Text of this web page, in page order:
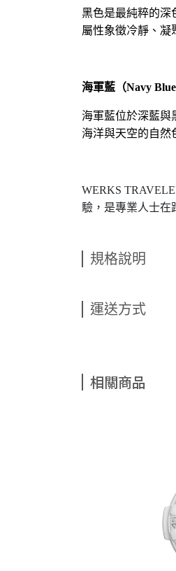
黑色是最純粹的深
屬性象徵冷靜、凝
海軍藍（Navy Blue
海軍藍位於深藍與
海洋與天空的自然
WERKS
驗，是專業人士在
規格說明
運送方式
相關商品